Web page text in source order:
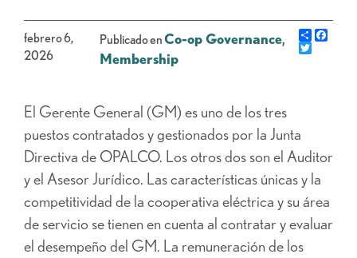
febrero 6,
2026
Publicado enCo-op Governance,
Membership
Share
El Gerente General (GM) es uno de los tres
puestos contratados y gestionados por la Junta
Directiva de OPALCO. Los otros dos son el Auditor
y el Asesor Jurídico. Las características únicas y la
competitividad de la cooperativa eléctrica y su área
de servicio se tienen en cuenta al contratar y evaluar
el desempeño del GM. La remuneración de los